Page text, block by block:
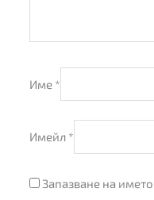
Име *
Имейл *
Запазване на